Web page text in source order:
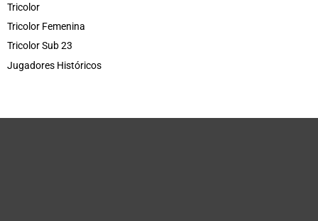
Tricolor
Tricolor Femenina
Tricolor Sub 23
Jugadores Históricos